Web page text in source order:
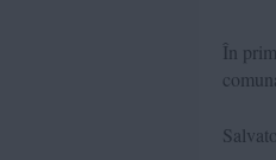
În